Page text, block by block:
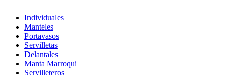
Individuales
Manteles
Portavasos
Servilletas
Delantales
Manta Marroqui
Servilleteros